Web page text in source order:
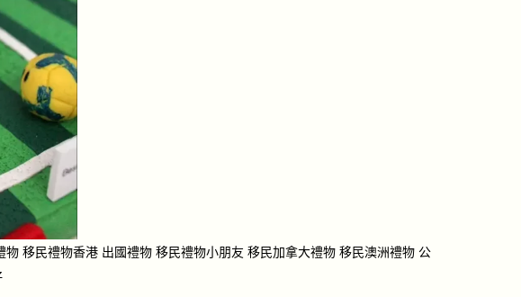
移民禮物香港 出國禮物 移民禮物小朋友 移民加拿大禮物 移民澳洲禮物 公